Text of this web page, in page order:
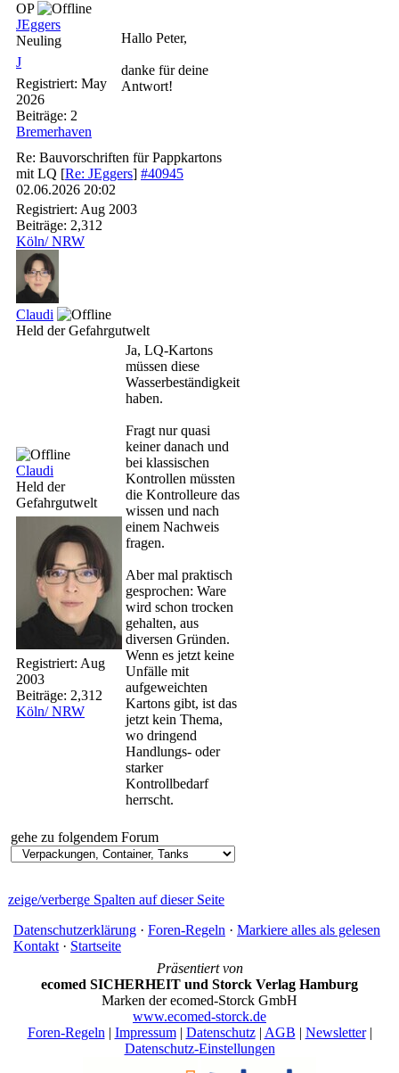
OP
JEggers
Neuling
J
Registriert: May
2026
Beiträge: 2
Bremerhaven
Hallo Peter,
danke für deine
Antwort!
Re: Bauvorschriften für Pappkartons
mit LQ [Re: JEggers] #40945
02.06.2026 20:02
Registriert: Aug 2003
Beiträge: 2,312
Köln/ NRW
Claudi
Held der Gefahrgutwelt
Claudi
Held der
Gefahrgutwelt
Registriert: Aug
2003
Beiträge: 2,312
Köln/ NRW
Ja, LQ-Kartons
müssen diese
Wasserbeständigkeit
haben.
Fragt nur quasi
keiner danach und
bei klassischen
Kontrollen müssten
die Kontrolleure das
wissen und nach
einem Nachweis
fragen.
Aber mal praktisch
gesprochen: Ware
wird schon trocken
gehalten, aus
diversen Gründen.
Wenn es jetzt keine
Unfälle mit
aufgeweichten
Kartons gibt, ist das
jetzt kein Thema,
wo dringend
Handlungs- oder
starker
Kontrollbedarf
herrscht.
gehe zu folgendem Forum
zeige/verberge Spalten auf dieser Seite
Datenschutzerklärung · Foren-Regeln · Markiere alles als gelesen
Kontakt · Startseite
Präsentiert von
ecomed SICHERHEIT und Storck Verlag Hamburg
Marken der ecomed-Storck GmbH
www.ecomed-storck.de
Foren-Regeln | Impressum| Datenschutz| AGB | Newsletter|
Datenschutz-Einstellungen